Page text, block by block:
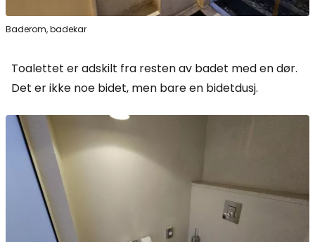
Baderom, badekar
Toalettet er adskilt fra resten av badet med en dør.
Det er ikke noe bidet, men bare en bidetdusj.